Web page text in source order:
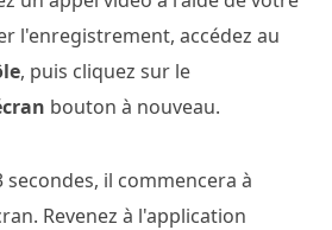
l'enregistrement, accédez au
, puis cliquez sur le
bouton à nouveau.
secondes, il commencera à
Revenez à l'application